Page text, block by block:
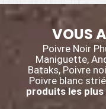
VOUS
Poivre Noir
Maniguette,
Bataks, Poivre
Poivre blanc
produits les